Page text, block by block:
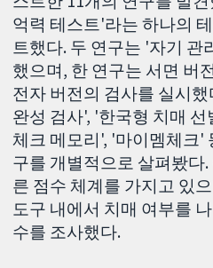
억력 테스트'라는 하나의
트했다. 두 연구는 '자기 관
했으며, 한 연구는 서면 버
전자 버전의 검사를 실시
완성 검사', '한국형 치매
체크 메모리', '마이멤체크'
구를 개별적으로 살펴봤다
른 점수 체계를 가지고 있
도구 내에서 치매 여부를
수를 조사했다.